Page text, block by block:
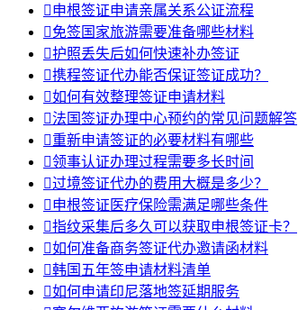
申根签证申请亲属关系公证流程
免签国家旅游需要准备哪些材料
护照丢失后如何快速补办签证
携程签证代办能否保证签证成功？
如何有效整理签证申请材料
法国签证办理中心预约的常见问题解答
重新申请签证的必要材料有哪些
领事认证办理过程需要多长时间
过境签证代办的费用大概是多少？
申根签证医疗保险需满足哪些条件
指纹采集后多久可以获取申根签证卡？
如何准备商务签证代办邀请函材料
韩国五年签申请材料清单
如何申请印尼落地签延期服务